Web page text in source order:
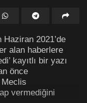
2021’de
alan haberlere
kayıtlı bir yazı
önce
vermediğini